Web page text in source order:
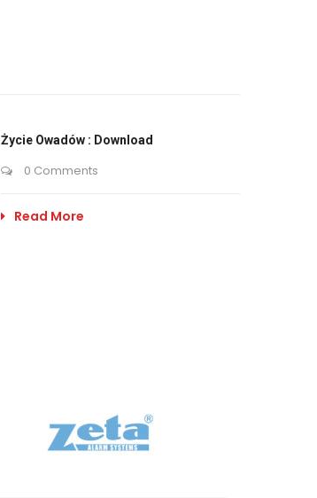
Życie Owadów : Download
0 Comments
Read More